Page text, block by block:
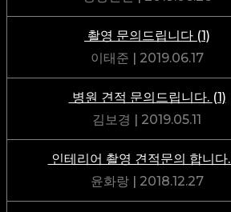
촬영 문의드립니다 (1)
이태준 | 2019.06.17
병원 견적 문의드립니다. (1)
김보경 | 2019.05.11
인테리어 촬영 견적문의 합니다.
윤화랑 | 2018.12.27